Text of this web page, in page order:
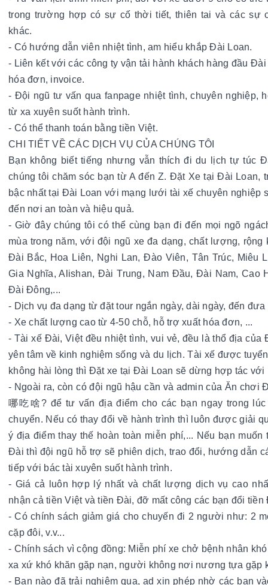
trong trường hợp có sự cố thời tiết, thiên tai và các sự
khác.
- Có hướng dẫn viên nhiệt tình, am hiểu khắp Đài Loan.
- Liên kết với các công ty vận tải hành khách hàng đầu
hóa đơn, invoice.
- Đội ngũ tư vấn qua fanpage nhiệt tình, chuyên nghiệp,
từ xa xuyên suốt hành trình.
- Có thể thanh toán bằng tiền Việt.
CHI TIẾT VỀ CÁC DỊCH VỤ CỦA CHÚNG TÔI
Bạn không biết tiếng nhưng vẫn thích đi du lịch tự túc
chúng tôi chăm sóc bạn từ A đến Z. Đặt Xe tại Đài Loan,
bậc nhất tại Đài Loan với mạng lưới tài xế chuyên nghiệp
đến nơi an toàn và hiệu quả.
- Giờ đây chúng tôi có thể cùng bạn đi đến mọi ngõ
mùa trong năm, với đội ngũ xe đa dạng, chất lượng,
Đài Bắc, Hoa Liên, Nghi Lan, Đào Viên, Tân Trúc, Miêu
Gia Nghĩa, Alishan, Đài Trung, Nam Đầu, Đài Nam, Cao
Đài Đông,...
- Dịch vụ đa dạng từ đặt tour ngắn ngày, dài ngày, đến đưa
- Xe chất lượng cao từ 4-50 chỗ, hỗ trợ xuất hóa đơn, ...
- Tài xế Đài, Việt đều nhiệt tình, vui vẻ, đều là thổ địa của
yên tâm về kinh nghiệm sống và du lịch. Tài xế được
không hài lòng thì Đặt xe tại Đài Loan sẽ dừng hợp tác với
- Ngoài ra, còn có đội ngũ hậu cần và admin của Ăn chơi
哪吃啥? để tư vấn địa điểm cho các bạn ngay trong
chuyển. Nếu có thay đổi về hành trình thì luôn được giải
ý địa điểm thay thế hoàn toàn miễn phí,... Nếu bạn muốn
Đài thì đội ngũ hỗ trợ sẽ phiên dịch, trao đổi, hướng dẫn
tiếp với bác tài xuyên suốt hành trình.
- Giá cả luôn hợp lý nhất và chất lượng dịch vụ cao
nhận cả tiền Việt và tiền Đài, đỡ mất công các bạn đổi tiền
- Có chính sách giảm giá cho chuyến đi 2 người như: 2
cặp đôi, v.v...
- Chính sách vì cộng đồng: Miễn phí xe chở bệnh nhân
xa xứ khó khăn gặp nạn, người không nơi nương tựa gặp
- Bạn nào đã trải nghiệm qua, ad xin phép nhờ các bạn